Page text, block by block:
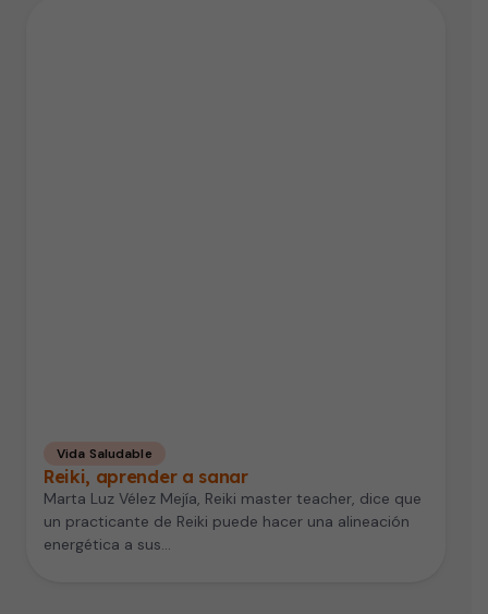
Vida Saludable
Reiki, aprender a sanar
Marta Luz Vélez Mejía, Reiki master teacher, dice que
un practicante de Reiki puede hacer una alineación
energética a sus…